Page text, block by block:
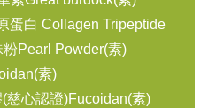
蛋白 Collagen Tripeptide
Pearl Powder(素)
素)
慈心認證)Fucoidan(素)